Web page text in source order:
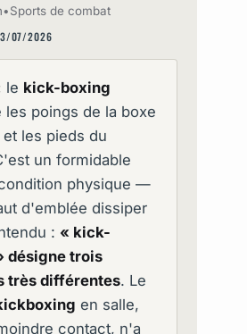
•Sports de combat
07/2026
le kick-boxing
les poings de la boxe
et les pieds du
un formidable
physique —
d'emblée dissiper
: « kick-
désigne trois
très différentes. Le
en salle,
contact, n'a